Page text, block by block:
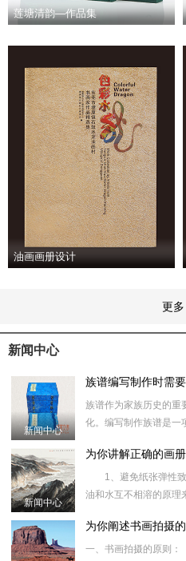
莲塘清韵—作品集
油画画册设计
更多
新闻中心
新闻中心
族谱编写制作时需
族谱作为家族历史的重
化。编写制作族谱是一
编写时资料
新闻中心
为你讲解正确的画
1、避免纸张弹性
油和水互不相溶的原理
印技术进行讨
为你阐述书画拍摄
一、书画拍摄的原